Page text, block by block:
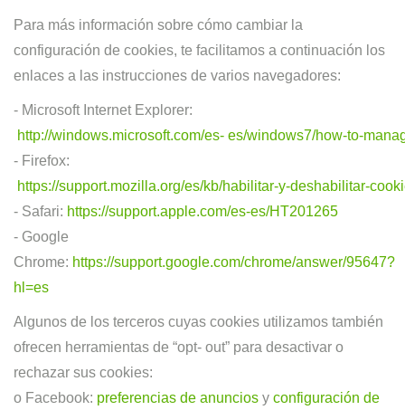
Para más información sobre cómo cambiar la
configuración de cookies, te facilitamos a continuación los
enlaces a las instrucciones de varios navegadores:
- Microsoft Internet Explorer:
http://windows.microsoft.com/es- es/windows7/how-to-
- Firefox:
https://support.mozilla.org/es/kb/habilitar-y-deshabilitar-
- Safari: https://support.apple.com/es-es/HT201265
- Google
Chrome: https://support.google.com/chrome/answer/95647?
hl=es
Algunos de los terceros cuyas cookies utilizamos también
ofrecen herramientas de “opt- out” para desactivar o
rechazar sus cookies:
o Facebook: preferencias de anuncios y configuración de